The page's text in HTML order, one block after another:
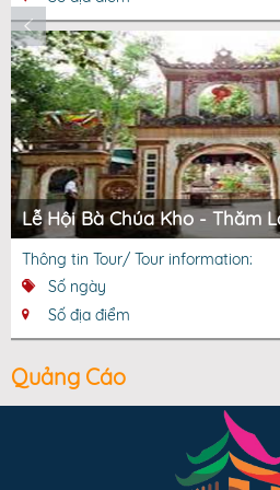
Lễ Hội Bà Chúa Kho - Thăm
Thông tin Tour/ Tour information:
Số ngày
Số địa điểm
Quảng Cáo